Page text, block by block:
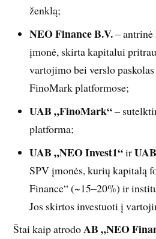
ženklą;
NEO Finance B.V.–
įmonė, skirta kapitalui
vartojimo bei verslo
FinoMark platformose;
UAB „FinoMark“–
platforma;
UAB „NEO Invest1“ir
SPV įmonės, kurių kapitalą
Finance“ (~15–20%) ir
Jos skirtos investuoti į
Štai kaip atrodoAB „NEO